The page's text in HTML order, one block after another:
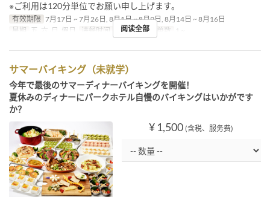
※ご利用は120分単位でお願い申し上げます。
有效期限 7月17日 ~ 7月26日, 8月1日 ~ 8月9日, 8月14日 ~ 8月16日
星期
五, 六, 日, 假日 进餐时间 晚餐 最大下单数 1 ~
阅读全部
サマーバイキング（未就学）
今年で最後のサマーディナーバイキングを開催！
夏休みのディナーにパークホテル自慢のバイキングはいかがです
か？
¥ 1,500 (含税、服务费)